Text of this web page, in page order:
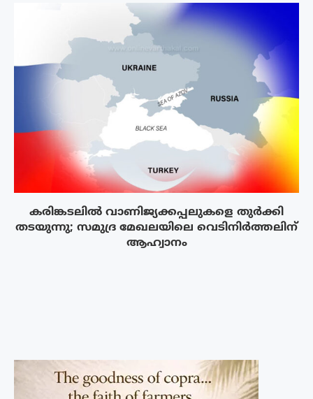
കരിങ്കടലിൽ വാണിജ്യക്കപ്പലുകളെ തുർക്കി
തടയുന്നു; സമുദ്ര മേഖലയിലെ വെടിനിർത്തലിന്
ആഹ്വാനം